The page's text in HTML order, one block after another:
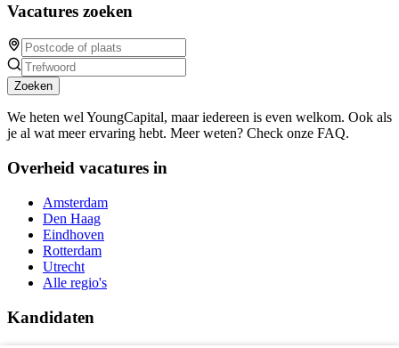
Vacatures zoeken
Zoeken
We heten wel YoungCapital, maar iedereen is even welkom. Ook als
je al wat meer ervaring hebt. Meer weten? Check onze FAQ.
Overheid vacatures in
Amsterdam
Den Haag
Eindhoven
Rotterdam
Utrecht
Alle regio's
Kandidaten